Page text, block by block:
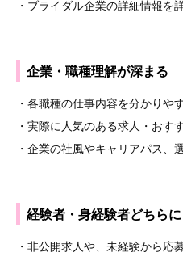
・ブライダル企業の詳細情報を
企業・職種理解が深まる
・各職種の仕事内容を分かりや
・実際に人気のある求人・おす
・企業の社風やキャリアパス、
経験者・身経験者どちらに
・非公開求人や、未経験から応